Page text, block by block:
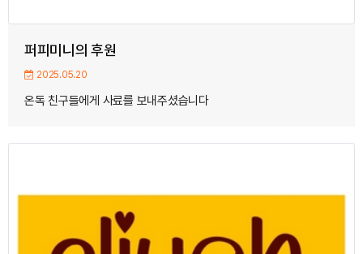
퍼피미니의 후원
2025.05.20
온독 친구들에게 사료를 보내주셨습니다